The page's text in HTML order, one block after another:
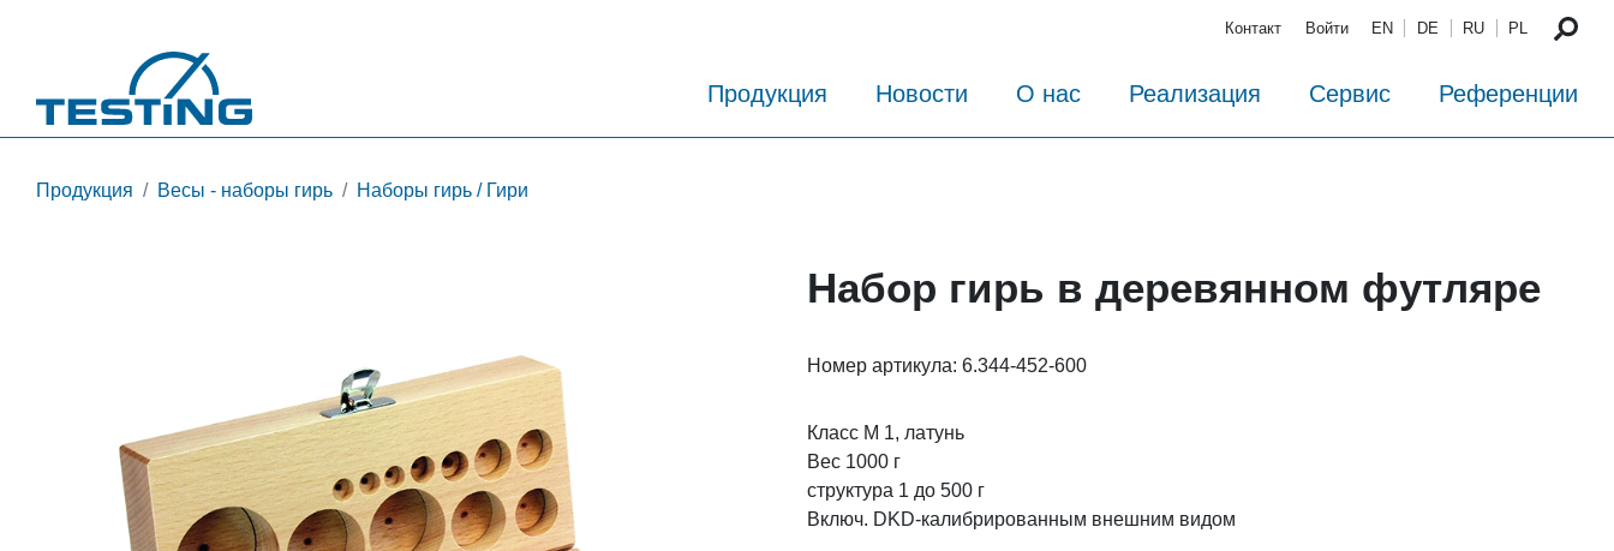
Контакт Войти EN DE RU PL
Продукция Новости О нас Реализация Сервис Референции
Продукция Весы - наборы гирь Наборы гирь / Гири
Набор гирь в деревянном футляре
Номер артикула: 6.344-452-600
Класс M 1, латунь
Вес 1000 г
структура 1 до 500 г
Включ. DKD-калибрированным внешним видом